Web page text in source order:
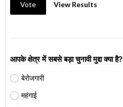
Vote View Results
आपके क्षेत्र में सबसे बड़ा चुनावी मुद्दा क्या है?
बेरोजगारी
महंगाई